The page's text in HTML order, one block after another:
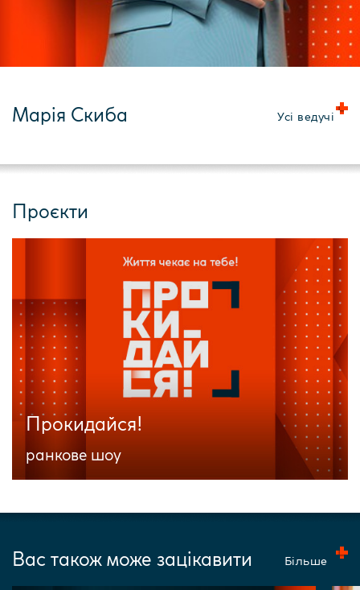
Марія Скиба Усі ведучі
Проєкти
Прокидайся!
ранкове шоу
Вас також може зацікавити Більше